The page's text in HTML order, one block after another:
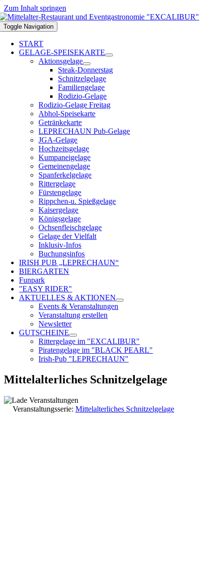
Zum Inhalt springen
Toggle Navigation
START
GELAGE-SPEISEKARTE
Aktionsgelage
Steak-Donnerstag
Schnitzelgelage
Familiengelage
Rodizio-Gelage
Rodizio-Gelage Freitag
Abhol-Speisekarte
Getränkekarte
LEPRECHAUN Pub-Gelage
JGA-Gelage
Hochzeitsgelage
Kumpaneigelage
Gemeinengelage
Spanferkelgelage
Rittergelage
Fürstengelage
Rippchen-u. Spießgelage
Kaisergelage
Königsgelage
Ochsenfleischgelage
Gelage der Vielfalt
Inklusiv-Infos
Buchungsinfos
IRISH PUB „LEPRECHAUN“
BIERGARTEN
Funpark
"EASY RIDER"
AKTUELLES & AKTIONEN
Events & Veranstaltungen
Veranstaltung erstellen
Newsletter
GUTSCHEINE
Rittergelage im "EXCALIBUR"
Piratengelage im "BLACK PEARL"
Irish-Pub "LEPRECHAUN"
Mittelalterliches Schnitzelgelage
Veranstaltungsserie: Mittelalterliches Schnitzelgelage